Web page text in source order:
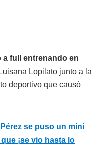
a full entrenando en
Lopilato junto a la
deportivo que causó
se puso un mini
¡se vio hasta lo